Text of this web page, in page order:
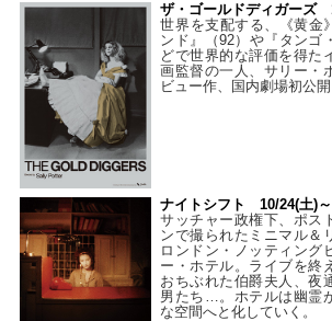
ザ・ゴールドディガーズ
世界を支配する、《黄
ンド』（92）や『タンゴ
どで世界的な評価を得た
画監督の一人、サリー・
ビュー作、国内劇場初公開
ナイトシフト 10/24(土)～
サッチャー政権下、ポス
ンで撮られたミニマル＆
ロンドン・ノッティング
ー・ホテル。ライブを終
おちぶれた伯爵夫人、夜
男たち…。ホテルは幽霊
な空間へと化していく。